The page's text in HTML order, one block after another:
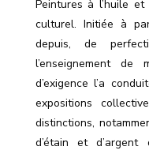
Peintures à l’huile et
culturel. Initiée à
depuis, de
l’enseignement de
d’exigence l’a
expositions
distinctions,
d’étain et d’argent